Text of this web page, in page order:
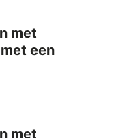
met
een
met